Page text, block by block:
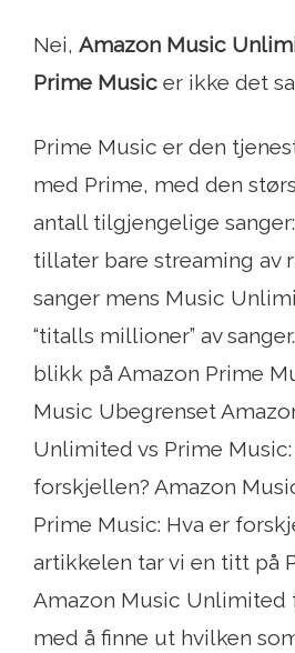
Nei, Amazon Music
Prime Music er ikke det
Prime Music er den
med Prime, med den
antall tilgjengelige
tillater bare streaming av
sanger mens Music
“titalls millioner” av
blikk på Amazon Prime
Music Ubegrenset
Unlimited vs Prime Music:
forskjellen? Amazon
Prime Music: Hva er
artikkelen tar vi en titt på
Amazon Music Unlimited
med å finne ut hvilken